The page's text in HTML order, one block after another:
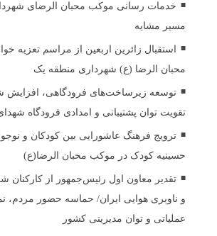
مسیر مشایه
استقبال زائرین اربعین از مراسم تعزیه
محبان الرضا (ع) شهرداری منطقه یک
توسعه زیرساخت‌های فرودگاهی، افزایش
تقویت توان پشتیبانی و امدادی فرودگاه شهدای
ترویج فرهنگ عاشورایی بین کودکان و
حسینیه کودک در موکب محبان الرضا(ع)
تقدیر معاون اول رئیس‌جمهور از کارکنان
و ناوبری هوایی ایران/ حماسه حضور مردم،
عملیاتی و توان مدیریتی کشور